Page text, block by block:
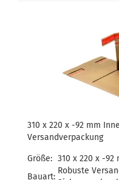
310 x 220 x -92 mm
Versandverpackung
Größe: 310 x 220 x -
Bauart:
Robuste